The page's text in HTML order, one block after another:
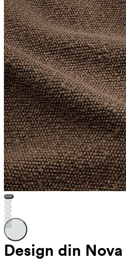
Design din Nova